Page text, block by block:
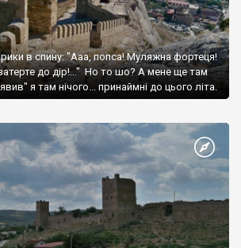
в спину: "Ааа, попса! Муляжна фортеця!
до дір!..." Но то шо? А мене ще там
я там нічого... принаймні до цього літа.